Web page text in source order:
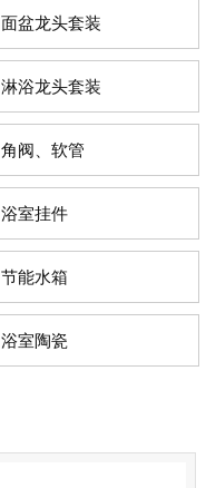
面盆龙头套装
淋浴龙头套装
角阀、软管
浴室挂件
节能水箱
浴室陶瓷